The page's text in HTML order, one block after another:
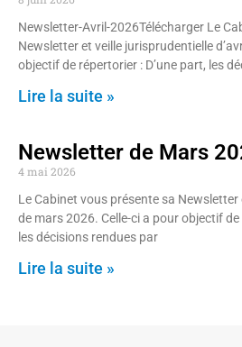
Newsletter-Avril-2026Télécharger Le
Newsletter et veille jurisprudentielle
objectif de répertorier : D’une part, les
Lire la suite »
Newsletter de Mars
4 mai 2026
Le Cabinet vous présente sa
de mars 2026. Celle-ci a pour objectif de
les décisions rendues par
Lire la suite »